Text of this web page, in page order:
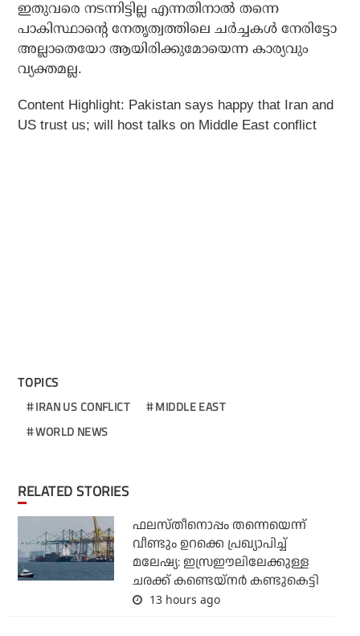
ഇതുവരെ നടന്നിട്ടില്ല എന്നതിനാല്‍ തന്നെ
പാകിസ്ഥാന്റെ നേതൃത്വത്തിലെ ചര്‍ച്ചകള്‍ നേരിട്ടോ
അല്ലാതെയോ ആയിരിക്കുമോയെന്ന കാര്യവും
വ്യക്തമല്ല.
Content Highlight: Pakistan says happy that Iran and
US trust us; will host talks on Middle East conflict
TOPICS
IRAN US CONFLICT
MIDDLE EAST
WORLD NEWS
RELATED STORIES
ഫലസ്തീനൊപ്പം തന്നെയെന്ന്
വീണ്ടും ഉറക്കെ പ്രഖ്യാപിച്ച്
മലേഷ്യ: ഇസ്രഈലിലേക്കുള്ള
ചരക്ക് കണ്ടെയ്‌നര്‍ കണ്ടുകെട്ടി
13 hours ago